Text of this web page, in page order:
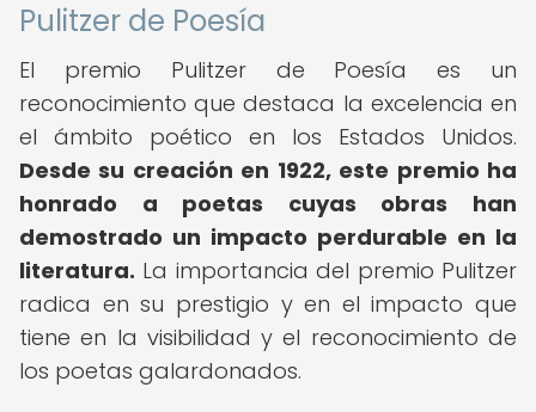
Pulitzer de Poesía
El premio Pulitzer de Poesía es un
reconocimiento que destaca la excelencia en
el ámbito poético en los Estados Unidos.
Desde su creación en 1922, este premio ha
honrado a poetas cuyas obras han
demostrado un impacto perdurable en la
literatura. La importancia del premio Pulitzer
radica en su prestigio y en el impacto que
tiene en la visibilidad y el reconocimiento de
los poetas galardonados.